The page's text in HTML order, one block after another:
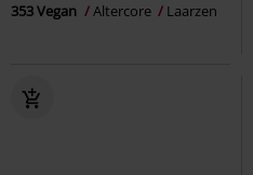
353 Vegan Altercore Laarzen